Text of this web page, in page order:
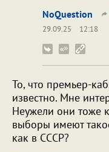
NoQuestion
29.09.25
12:18
То, что премьер-
известно. Мне
Неужели они тоже
выборы имеют
как в СССР?